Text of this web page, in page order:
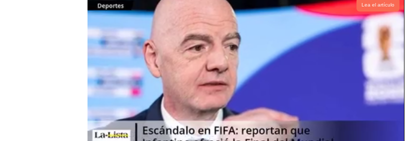
Lea el artículo